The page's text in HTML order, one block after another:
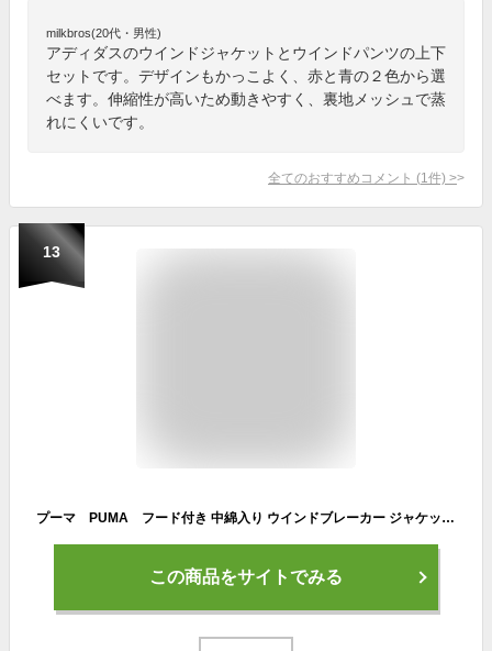
milkbros(20代・男性)
アディダスのウインドジャケットとウインドパンツの上下
セットです。デザインもかっこよく、赤と青の２色から選
べます。伸縮性が高いため動きやすく、裏地メッシュで蒸
れにくいです。
全てのおすすめコメント (1 件) >
13
プーマ PUMA フード付き 中綿入り ウインドブレーカー ジャケット・パンツ上下セット 846153/846154 セットアップ メンズ サッカー フットサル セール
この商品をサイトでみる